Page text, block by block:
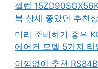
셀럽
북 상세 좋았던 추천
미리 준비하기 좋은
에어컨 모델 5가지 타
아낌없이 추천